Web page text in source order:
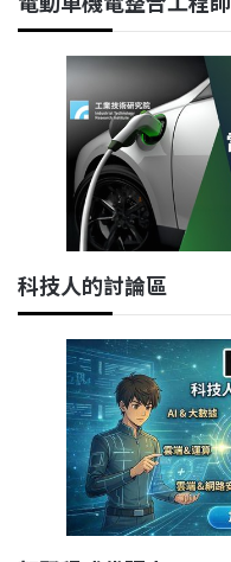
科技人的討論區